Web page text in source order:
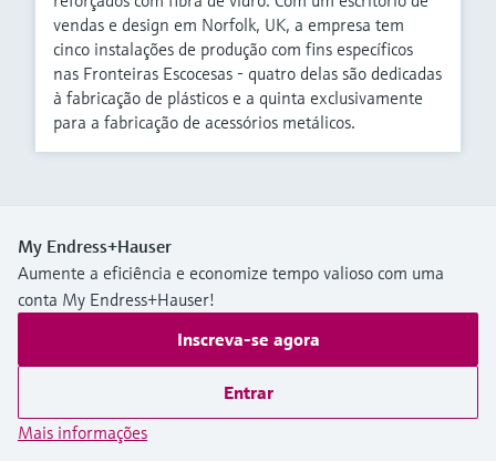
vendas e design em Norfolk, UK, a empresa tem
cinco instalações de produção com fins específicos
nas Fronteiras Escocesas - quatro delas são dedicadas
à fabricação de plásticos e a quinta exclusivamente
para a fabricação de acessórios metálicos.
My Endress+Hauser
Aumente a eficiência e economize tempo valioso com uma
conta My Endress+Hauser!
Inscreva-se agora
Entrar
Mais informações